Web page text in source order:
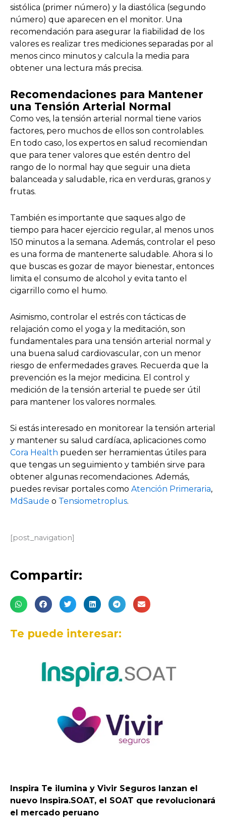
sistólica (primer número) y la diastólica (segundo
número) que aparecen en el monitor. Una
recomendación para asegurar la fiabilidad de los
valores es realizar tres mediciones separadas por al
menos cinco minutos y calcula la media para
obtener una lectura más precisa.
Recomendaciones para Mantener
una Tensión Arterial Normal
Como ves, la tensión arterial normal tiene varios
factores, pero muchos de ellos son controlables.
En todo caso, los expertos en salud recomiendan
que para tener valores que estén dentro del
rango de lo normal hay que seguir una dieta
balanceada y saludable, rica en verduras, granos y
frutas.
También es importante que saques algo de
tiempo para hacer ejercicio regular, al menos unos
150 minutos a la semana. Además, controlar el peso
es una forma de mantenerte saludable. Ahora si lo
que buscas es gozar de mayor bienestar, entonces
limita el consumo de alcohol y evita tanto el
cigarrillo como el humo.
Asimismo, controlar el estrés con tácticas de
relajación como el yoga y la meditación, son
fundamentales para una tensión arterial normal y
una buena salud cardiovascular, con un menor
riesgo de enfermedades graves. Recuerda que la
prevención es la mejor medicina. El control y
medición de la tensión arterial te puede ser útil
para mantener los valores normales.
Si estás interesado en monitorear la tensión arterial
y mantener su salud cardíaca, aplicaciones como
Cora Health pueden ser herramientas útiles para
que tengas un seguimiento y también sirve para
obtener algunas recomendaciones. Además,
puedes revisar portales como Atención Primeraria,
MdSaude o Tensiometroplus.
[post_navigation]
Compartir:
Te puede interesar:
Inspira Te ilumina y Vivir Seguros lanzan el
nuevo Inspira.SOAT, el SOAT que revolucionará
el mercado peruano